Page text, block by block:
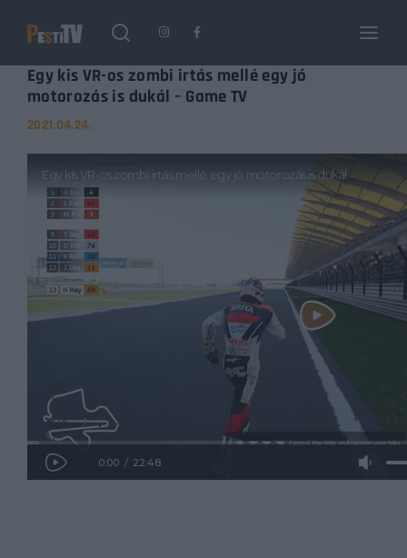
Egy kis VR-os zombi irtás mellé egy jó
motorozás is dukál – Game TV
2021.04.24.
Login Register
Username or Email Address
Password
SIGN IN
By signing in, you agree to our terms and conditionsand